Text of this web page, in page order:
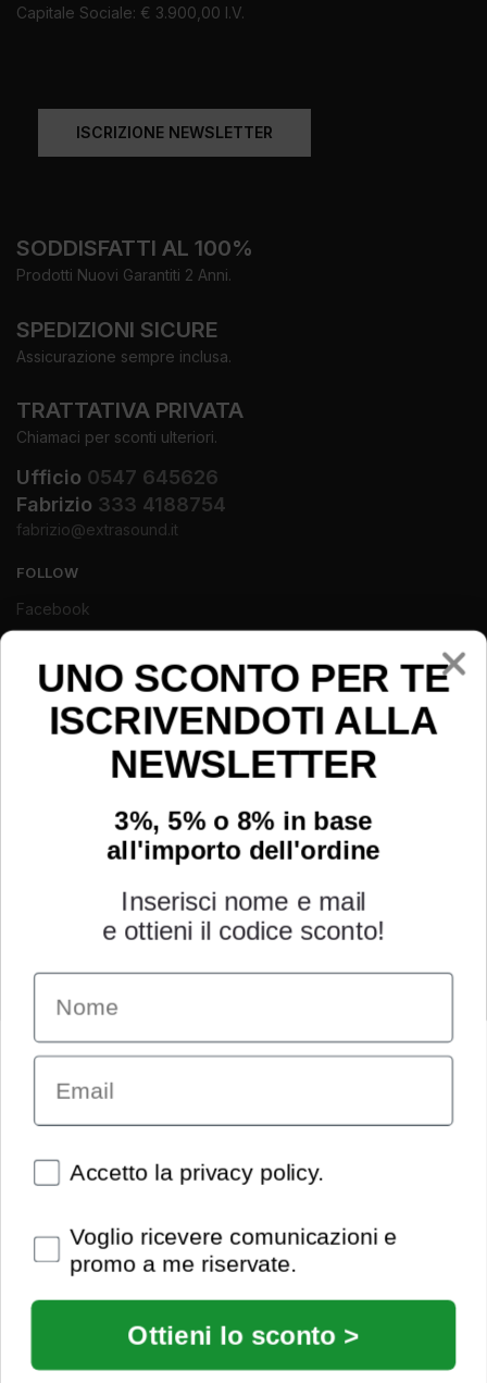
Capitale Sociale: € 3.900,00 I.V.
ISCRIZIONE NEWSLETTER
SODDISFATTI AL 100%
Prodotti Nuovi Garantiti 2 Anni.
SPEDIZIONI SICURE
Assicurazione sempre inclusa.
TRATTATIVA PRIVATA
Chiamaci per sconti ulteriori.
Ufficio 0547 645626
Fabrizio 333 4188754
fabrizio@extrasound.it
FOLLOW
Facebook
Instagram
Youtube
INFORMAZIONI
Chi siamo
Garanzia
Richiesta assistenza tecnica
Pagamenti e spedizioni
Utilizzo dei cookies
Recedi dal contratto
UNO SCONTO PER TE
ISCRIVENDOTI ALLA
NEWSLETTER
3%, 5% o 8% in base
all'importo dell'ordine
Inserisci nome e mail
e ottieni il codice sconto!
Name
Email
Spunte obbligatorie
Accetto la privacy policy.
Spunte obbligatorie
Voglio ricevere comunicazioni e
promo a me riservate.
Ottieni lo sconto >